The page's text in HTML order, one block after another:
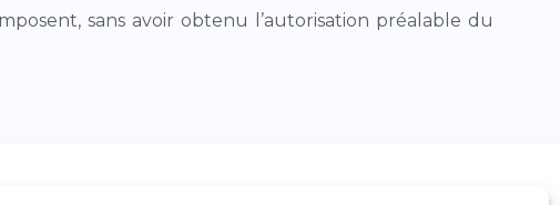
sans avoir obtenu l’autorisation préalable du